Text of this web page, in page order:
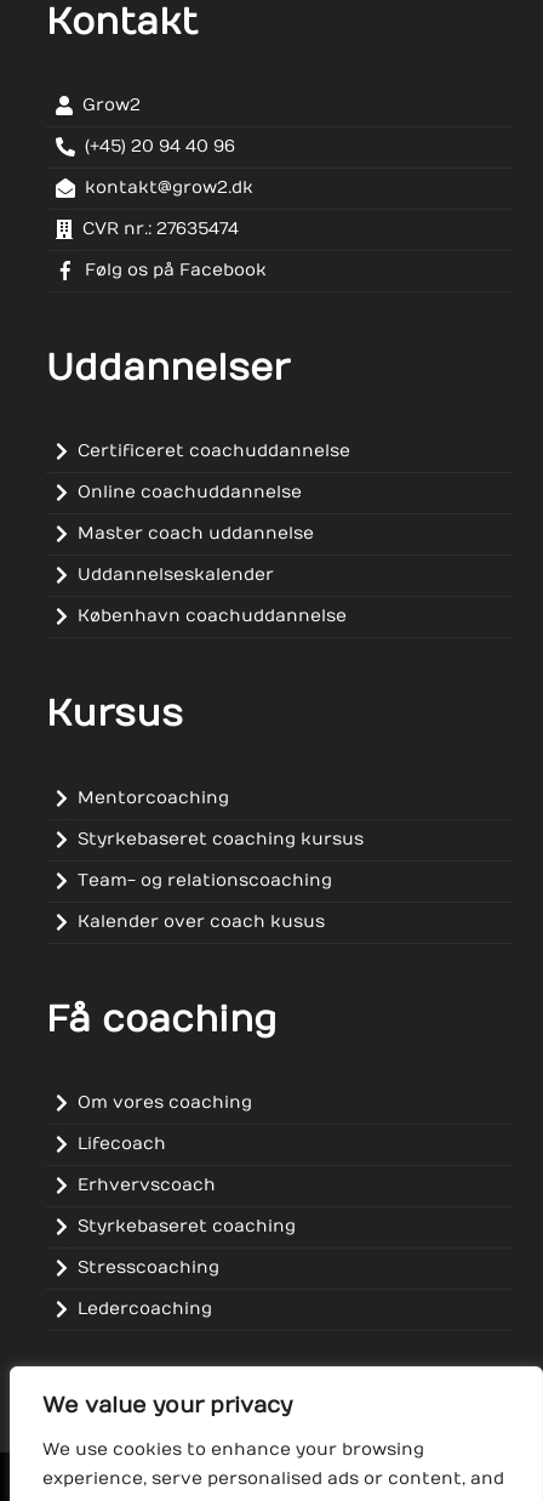
We value your privacy
We use cookies to enhance your browsing
experience, serve personalised ads or content, and
Kontakt
Grow2
(+45) 20 94 40 96
kontakt@grow2.dk
CVR nr.: 27635474
Følg os på Facebook
Uddannelser
Certificeret coachuddannelse
Online coachuddannelse
Master coach uddannelse
Uddannelseskalender
København coachuddannelse
Kursus
Mentorcoaching
Styrkebaseret coaching kursus
Team- og relationscoaching
Kalender over coach kusus
Få coaching
Om vores coaching
Lifecoach
Erhvervscoach
Styrkebaseret coaching
Stresscoaching
Ledercoaching